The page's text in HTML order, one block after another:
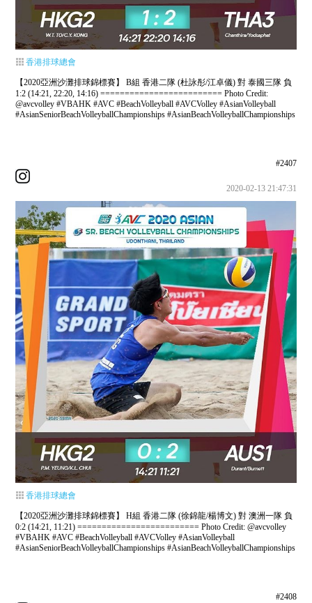
香港排球總會
【2020亞洲沙灘排球錦標賽】 B組 香港二隊 (杜詠彤/江卓儀) 對 泰國三隊 負
1:2 (14:21, 22:20, 14:16) ========================= Photo Credit:
@avcvolley #VBAHK #AVC #BeachVolleyball #AVCVolley #AsianVolleyball
#AsianSeniorBeachVolleyballChampionships #AsianBeachVolleyballChampionships
#2407
2020-02-13 21:47:31
香港排球總會
【2020亞洲沙灘排球錦標賽】 H組 香港二隊 (徐錦龍/楊博文) 對 澳洲一隊 負
0:2 (14:21, 11:21) ========================= Photo Credit: @avcvolley
#VBAHK #AVC #BeachVolleyball #AVCVolley #AsianVolleyball
#AsianSeniorBeachVolleyballChampionships #AsianBeachVolleyballChampionships
#2408